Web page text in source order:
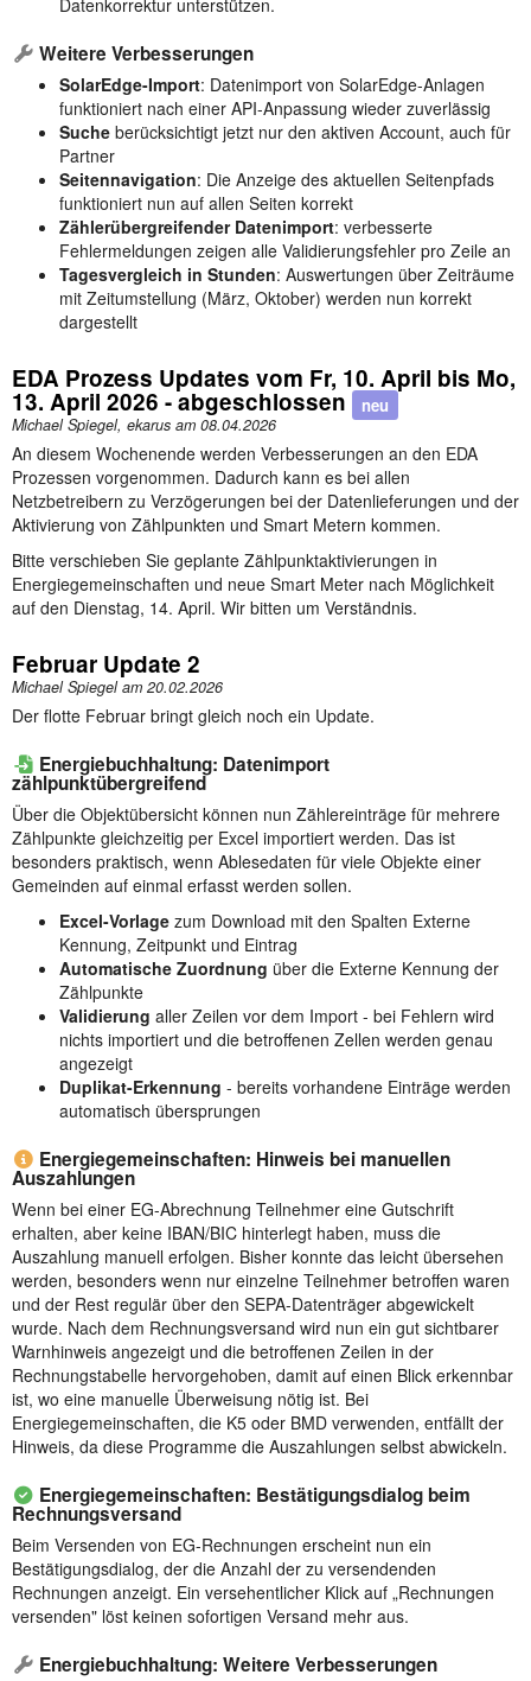
Weitere Verbesserungen
SolarEdge-Import: Datenimport von SolarEdge-Anlagen
funktioniert nach einer API-Anpassung wieder zuverlässig
Suche berücksichtigt jetzt nur den aktiven Account, auch für
Partner
Seitennavigation: Die Anzeige des aktuellen Seitenpfads
funktioniert nun auf allen Seiten korrekt
Zählerübergreifender Datenimport: verbesserte
Fehlermeldungen zeigen alle Validierungsfehler pro Zeile an
Tagesvergleich in Stunden: Auswertungen über Zeiträume
mit Zeitumstellung (März, Oktober) werden nun korrekt
dargestellt
EDA Prozess Updates vom Fr, 10. April bis Mo,
13. April 2026 - abgeschlossen neu
Michael Spiegel, ekarus am 08.04.2026
An diesem Wochenende werden Verbesserungen an den EDA
Prozessen vorgenommen. Dadurch kann es bei allen
Netzbetreibern zu Verzögerungen bei der Datenlieferungen und der
Aktivierung von Zählpunkten und Smart Metern kommen.
Bitte verschieben Sie geplante Zählpunktaktivierungen in
Energiegemeinschaften und neue Smart Meter nach Möglichkeit
auf den Dienstag, 14. April. Wir bitten um Verständnis.
Februar Update 2
Michael Spiegel am 20.02.2026
Der flotte Februar bringt gleich noch ein Update.
Energiebuchhaltung: Datenimport
zählpunktübergreifend
Über die Objektübersicht können nun Zählereinträge für mehrere
Zählpunkte gleichzeitig per Excel importiert werden. Das ist
besonders praktisch, wenn Ablesedaten für viele Objekte einer
Gemeinden auf einmal erfasst werden sollen.
Excel-Vorlage zum Download mit den Spalten Externe
Kennung, Zeitpunkt und Eintrag
Automatische Zuordnung über die Externe Kennung der
Zählpunkte
Validierung aller Zeilen vor dem Import - bei Fehlern wird
nichts importiert und die betroffenen Zellen werden genau
angezeigt
Duplikat-Erkennung - bereits vorhandene Einträge werden
automatisch übersprungen
Energiegemeinschaften: Hinweis bei manuellen
Auszahlungen
Wenn bei einer EG-Abrechnung Teilnehmer eine Gutschrift
erhalten, aber keine IBAN/BIC hinterlegt haben, muss die
Auszahlung manuell erfolgen. Bisher konnte das leicht übersehen
werden, besonders wenn nur einzelne Teilnehmer betroffen waren
und der Rest regulär über den SEPA-Datenträger abgewickelt
wurde. Nach dem Rechnungsversand wird nun ein gut sichtbarer
Warnhinweis angezeigt und die betroffenen Zeilen in der
Rechnungstabelle hervorgehoben, damit auf einen Blick erkennbar
ist, wo eine manuelle Überweisung nötig ist. Bei
Energiegemeinschaften, die K5 oder BMD verwenden, entfällt der
Hinweis, da diese Programme die Auszahlungen selbst abwickeln.
Energiegemeinschaften: Bestätigungsdialog beim
Rechnungsversand
Beim Versenden von EG-Rechnungen erscheint nun ein
Bestätigungsdialog, der die Anzahl der zu versendenden
Rechnungen anzeigt. Ein versehentlicher Klick auf „Rechnungen
versenden" löst keinen sofortigen Versand mehr aus.
Energiebuchhaltung: Weitere Verbesserungen